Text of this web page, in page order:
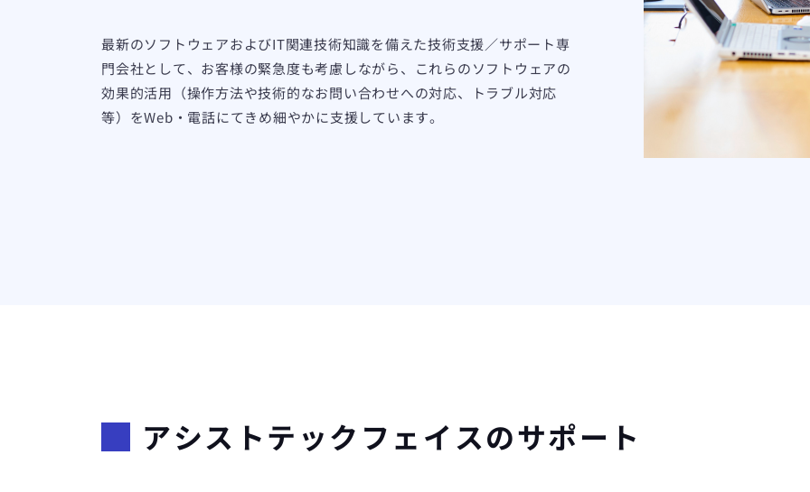
最新のソフトウェアおよびIT関連技術知識を備えた技術支援／サポート専
門会社として、お客様の緊急度も考慮しながら、これらのソフトウェアの
効果的活用（操作方法や技術的なお問い合わせへの対応、トラブル対応
等）をWeb・電話にてきめ細やかに支援しています。
アシストテックフェイスのサポート